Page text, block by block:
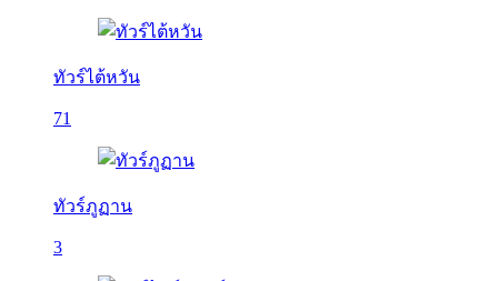
ทัวร์ไต้หวัน
71
ทัวร์ภูฏาน
3